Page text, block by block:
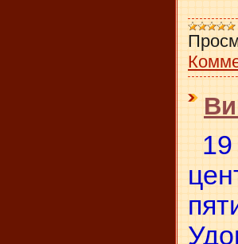
19